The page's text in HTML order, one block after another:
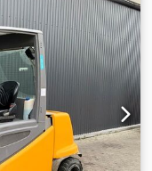
lateral, Sem
lance!
4.700 mm Altura
livre: 1.535
Mastro
48 V
funcionamento:
Bateria